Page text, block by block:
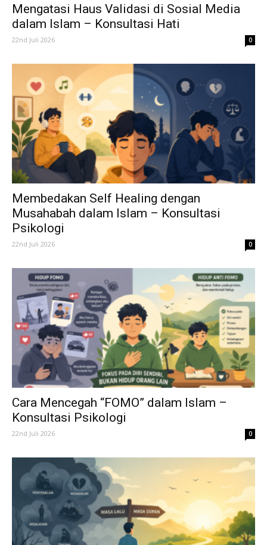
Mengatasi Haus Validasi di Sosial Media
dalam Islam – Konsultasi Hati
22nd Juli 2026 0
Membedakan Self Healing dengan
Musahabah dalam Islam – Konsultasi
Psikologi
22nd Juli 2026 0
Cara Mencegah “FOMO” dalam Islam –
Konsultasi Psikologi
22nd Juli 2026 0